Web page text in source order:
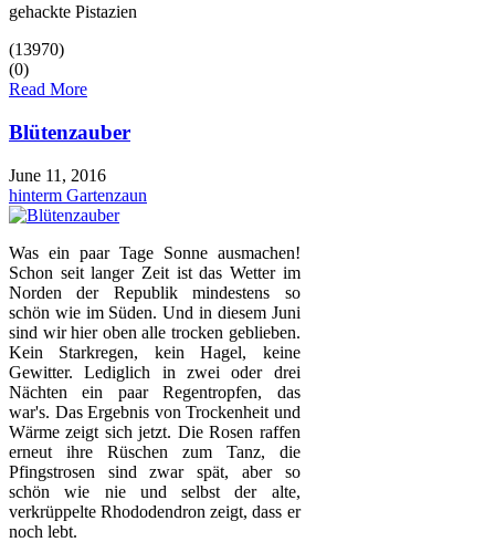
gehackte Pistazien
(13970)
(0)
Read More
Blütenzauber
June 11, 2016
hinterm Gartenzaun
Was ein paar Tage Sonne ausmachen!
Schon seit langer Zeit ist das Wetter im
Norden der Republik mindestens so
schön wie im Süden. Und in diesem Juni
sind wir hier oben alle trocken geblieben.
Kein Starkregen, kein Hagel, keine
Gewitter. Lediglich in zwei oder drei
Nächten ein paar Regentropfen, das
war's. Das Ergebnis von Trockenheit und
Wärme zeigt sich jetzt. Die Rosen raffen
erneut ihre Rüschen zum Tanz, die
Pfingstrosen sind zwar spät, aber so
schön wie nie und selbst der alte,
verkrüppelte Rhododendron zeigt, dass er
noch lebt.